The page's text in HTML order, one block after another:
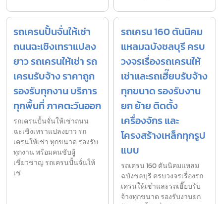
รถเครนปั้นจั่นให้เช่า
ถนนฉะเชิงเทราแปลง
ยาว รถเครนให้เช่า รถ
เครนรับจ้าง ราคาถูก
รองรับทุกงาน บริการ
ทุกพื้นที่ ภาคตะวันออก
รถเครนปั้นจั่นให้เช่าถนน
ฉะเชิงเทราแปลงยาว รถ
เครนให้เช่า ทุกขนาด รองรับ
ทุกงาน พร้อมคนขับผู้
เชี่ยวชาญ รถเครนปั้นจั่นให้
เช่
รถเครน 160 ตันนิคม
แหลมฉบังชลบุรี ครบ
วงจรเรื่องรถเครนให้
เช่าและรถเฮี๊ยบรับจ้าง
ทุกขนาด รองรับงาน
ยก ย้าย ติดตั้ง
เครื่องจักร และ
โครงสร้างเหล็กทุกรูป
แบบ
รถเครน 160 ตันนิคมแหลม
ฉบังชลบุรี ครบวงจรเรื่องรถ
เครนให้เช่าและรถเฮี๊ยบรับ
จ้างทุกขนาด รองรับงานยก